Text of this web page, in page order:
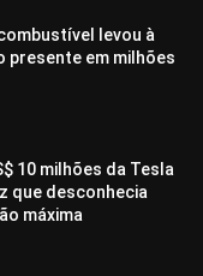
levou à
presente em milhões
10 milhões da Tesla
que desconhecia
máxima